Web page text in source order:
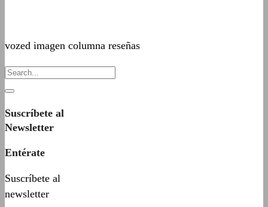
vozed imagen columna reseñas
Suscríbete al
Newsletter
Entérate
Suscríbete al
newsletter